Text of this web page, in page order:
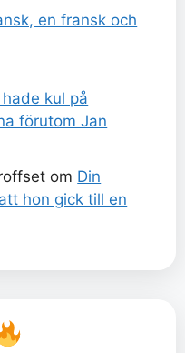
en fransk och
kul på
förutom Jan
om Din
hon gick till en